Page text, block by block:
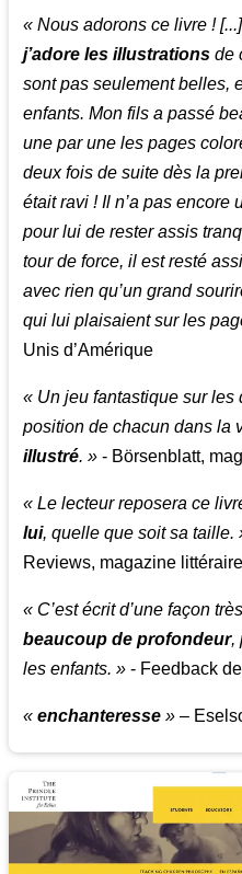
« Nous adorons ce livre !
j’adore les illustrations de
sont pas seulement belles,
enfants. Mon fils a passé
une par une les pages
deux fois de suite dès la
était ravi ! Il n’a pas encore
pour lui de rester assis
tour de force, il est resté
avec rien qu’un grand
qui lui plaisaient sur les
Unis d’Amérique
« Un jeu fantastique sur les
position de chacun dans la
illustré. » - Börsenblatt,
« Le lecteur reposera ce
lui, quelle que soit sa taille.
Reviews, magazine
« C’est écrit d’une façon
beaucoup de profondeur,
les enfants. » - Feedback
«enchanteresse » –